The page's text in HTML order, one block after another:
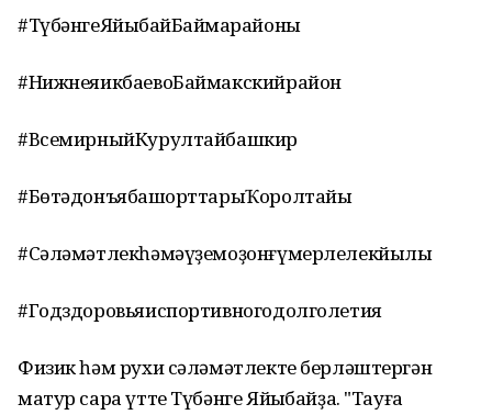
#ТүбәнгеЯйыҡбайБаймаҡрайоны
#НижнеяикбаевоБаймакскийрайон
#ВсемирныйКурултайбашкир
#БөтәдонъябашҡорттарыҠоролтайы
#Сәләмәтлекһәмәүҙемоҙонғүмерлелекйылы
#Годздоровьяиспортивногодолголетия
Физик һәм рухи сәләмәтлекте берләштергән
матур сара үтте Түбәнге Яйыҡбайҙа. "Тауға